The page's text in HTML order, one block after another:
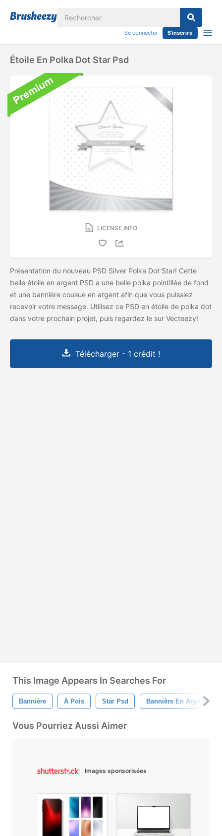
Se connecter S'inscrire
Étoile En Polka Dot Star Psd
LICENSE INFO
Présentation du nouveau PSD Silver Polka Dot Star! Cette
belle étoile en argent PSD a une belle polka pointillée de fond
et une bannière cousue en argent afin que vous puissiez
recevoir votre message. Utilisez ce PSD en étoile de polka dot
dans votre prochain projet, puis regardez le sur Vecteezy!
Télécharger - 1 crédit !
This Image Appears In Searches For
Bannière À Pois Star Psd Bannière En Argent
Vous Pourriez Aussi Aimer
Images sponsorisées